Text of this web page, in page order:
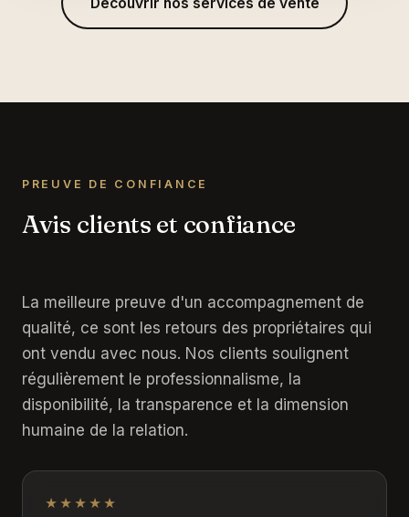
PREUVE DE CONFIANCE
Avis clients et confiance
La meilleure preuve d'un accompagnement de
qualité, ce sont les retours des propriétaires qui
ont vendu avec nous. Nos clients soulignent
régulièrement le professionnalisme, la
disponibilité, la transparence et la dimension
humaine de la relation.
★★★★★